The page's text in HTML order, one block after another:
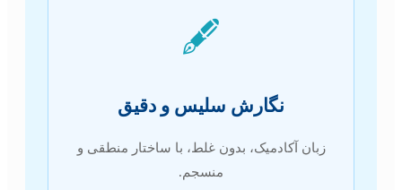
🖋️
نگارش سلیس و دقیق
زبان آکادمیک، بدون غلط، با ساختار منطقی و
منسجم.